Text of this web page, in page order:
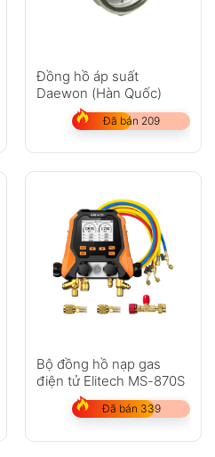
Đồng hồ áp suất
Daewon (Hàn Quốc)
Đã bán 209
Bộ đồng hồ nạp gas
điện tử Elitech MS-870S
Đã bán 339